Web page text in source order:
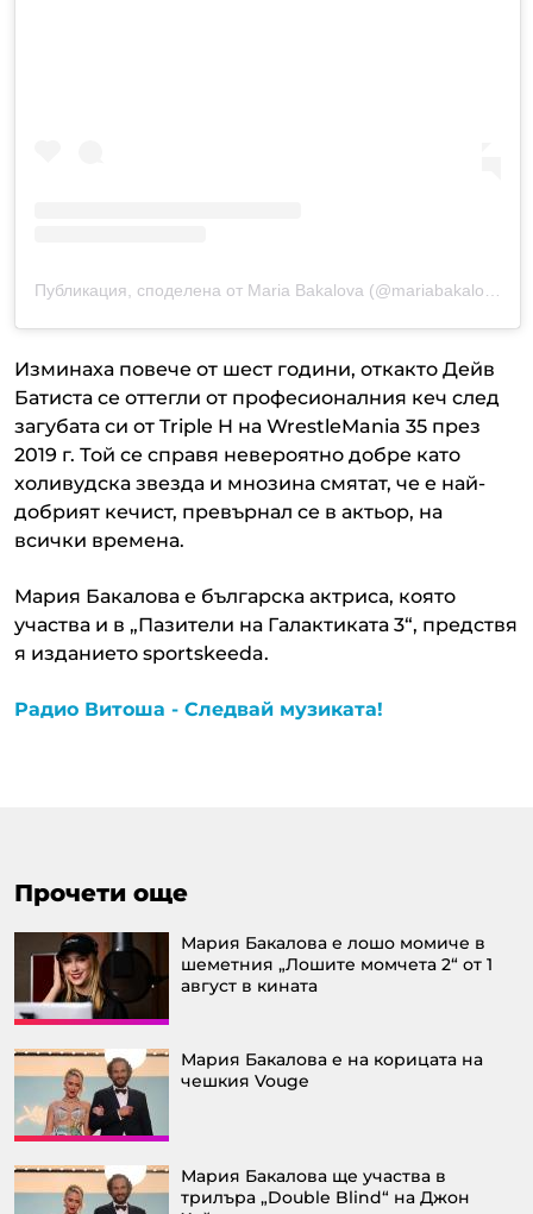
Изминаха повече от шест години, откакто Дейв
Батиста се оттегли от професионалния кеч след
загубата си от Triple H на WrestleMania 35 през
2019 г. Той се справя невероятно добре като
холивудска звезда и мнозина смятат, че е най-
добрият кечист, превърнал се в актьор, на
всички времена.
Мария Бакалова е българска актриса, която
участва и в „Пазители на Галактиката 3“, предствя
я изданието sportskeeda.
Радио Витоша - Следвай музиката!
Прочети още
Мария Бакалова е лошо момиче в
шеметния „Лошите момчета 2“ от 1
август в кината
Мария Бакалова е на корицата на
чешкия Vouge
Мария Бакалова ще участва в
трилъра „Double Blind“ на Джон